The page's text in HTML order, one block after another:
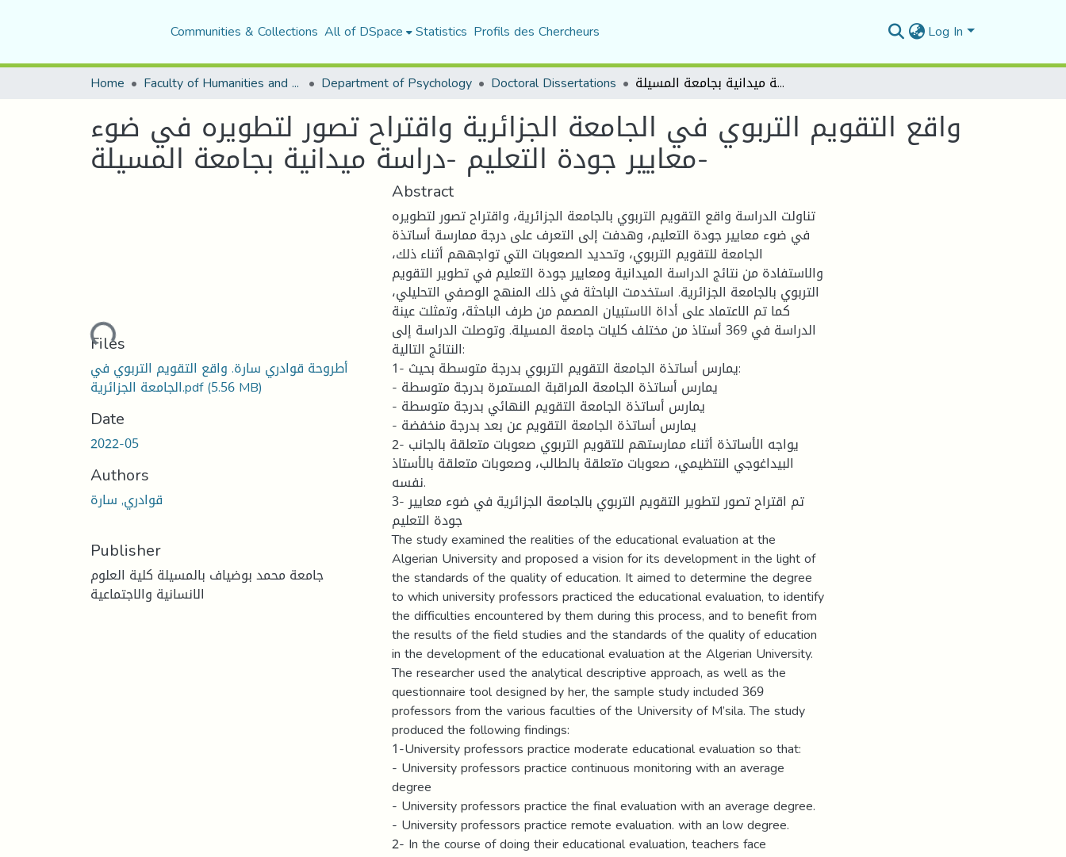
Communities & Collections All of DSpace Statistics Profils des Chercheurs Log In
Home Faculty of Humanities and Social Sciences Department of Psychology Doctoral Dissertations واقع التقويم التربوي في الجامعة الجزائرية واقتراح تصور لتطويره في ضوء معايير جودة التعليم -دراسة ميدانية بجامعة المسيلة-
واقع التقويم التربوي في الجامعة الجزائرية واقتراح تصور لتطويره في ضوء
معايير جودة التعليم -دراسة ميدانية بجامعة المسيلة-
Loading...
Files
أطروحة قوادري سارة. واقع التقويم التربوي في
الجامعة الجزائرية.pdf(5.56 MB)
Date
2022-05
Authors
قوادري, سارة
Publisher
جامعة محمد بوضياف بالمسيلة كلية العلوم
الانسانية والاجتماعية
Abstract
تناولت الدراسة واقع التقويم التربوي بالجامعة الجزائرية، واقتراح تصور لتطويره
في ضوء معايير جودة التعليم، وهدفت إلى التعرف على درجة ممارسة أساتذة
الجامعة للتقويم التربوي، وتحديد الصعوبات التي تواجههم أثناء ذلك،
والاستفادة من نتائج الدراسة الميدانية ومعايير جودة التعليم في تطوير التقويم
التربوي بالجامعة الجزائرية. استخدمت الباحثة في ذلك المنهج الوصفي التحليلي،
كما تم الاعتماد على أداة الاستبيان المصمم من طرف الباحثة، وتمثلت عينة
الدراسة في 369 أستاذ من مختلف كليات جامعة المسيلة. وتوصلت الدراسة إلى
النتائج التالية:
1- يمارس أساتذة الجامعة التقويم التربوي بدرجة متوسطة بحيث:
- يمارس أساتذة الجامعة المراقبة المستمرة بدرجة متوسطة
- يمارس أساتذة الجامعة التقويم النهائي بدرجة متوسطة
- يمارس أساتذة الجامعة التقويم عن بعد بدرجة منخفضة
2- يواجه الأساتذة أثناء ممارستهم للتقويم التربوي صعوبات متعلقة بالجانب
البيداغوجي النتظيمي، صعوبات متعلقة بالطالب، وصعوبات متعلقة بالأستاذ
نفسه.
3- تم اقتراح تصور لتطوير التقويم التربوي بالجامعة الجزائرية في ضوء معايير
جودة التعليم
The study examined the realities of the educational evaluation at the
Algerian University and proposed a vision for its development in the light of
the standards of the quality of education. It aimed to determine the degree
to which university professors practiced the educational evaluation, to identify
the difficulties encountered by them during this process, and to benefit from
the results of the field studies and the standards of the quality of education
in the development of the educational evaluation at the Algerian University.
The researcher used the analytical descriptive approach, as well as the
questionnaire tool designed by her, the sample study included 369
professors from the various faculties of the University of M’sila. The study
produced the following findings:
1-University professors practice moderate educational evaluation so that:
- University professors practice continuous monitoring with an average
degree
- University professors practice the final evaluation with an average degree.
- University professors practice remote evaluation. with an low degree.
2- In the course of doing their educational evaluation, teachers face